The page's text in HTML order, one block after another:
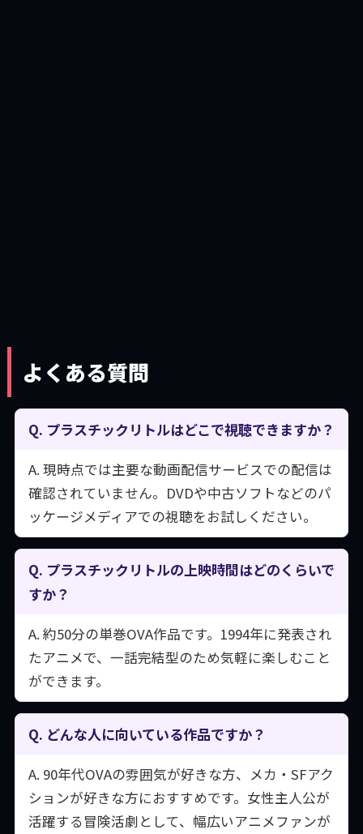
よくある質問
Q. プラスチックリトルはどこで視聴できますか？
A. 現時点では主要な動画配信サービスでの配信は
確認されていません。DVDや中古ソフトなどのパ
ッケージメディアでの視聴をお試しください。
Q. プラスチックリトルの上映時間はどのくらいで
すか？
A. 約50分の単巻OVA作品です。1994年に発表され
たアニメで、一話完結型のため気軽に楽しむこと
ができます。
Q. どんな人に向いている作品ですか？
A. 90年代OVAの雰囲気が好きな方、メカ・SFアク
ションが好きな方におすすめです。女性主人公が
活躍する冒険活劇として、幅広いアニメファンが